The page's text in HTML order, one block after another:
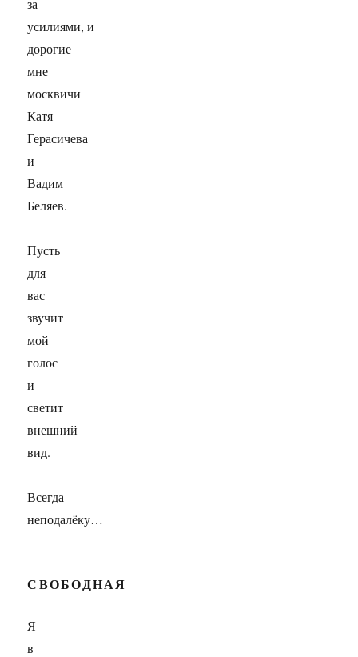
за
усилиями, и
дорогие
мне
москвичи
Катя
Герасичева
и
Вадим
Беляев.
Пусть
для
вас
звучит
мой
голос
и
светит
внешний
вид.
Всегда
неподалёку…
СВОБОДНАЯ
Я
в